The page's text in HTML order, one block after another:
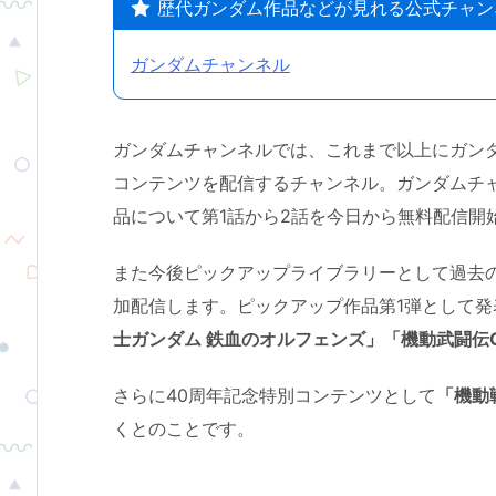
歴代ガンダム作品などが見れる公式チャ
ガンダムチャンネル
ガンダムチャンネルでは、これまで以上にガ
コンテンツを配信するチャンネル。ガンダム
品について第1話から2話を今日から無料配信開
また今後ピックアップライブラリーとして過
加配信します。ピックアップ作品第1弾として
士ガンダム 鉄血のオルフェンズ」「機動武闘伝
さらに40周年記念特別コンテンツとして 「機
くとのことです。